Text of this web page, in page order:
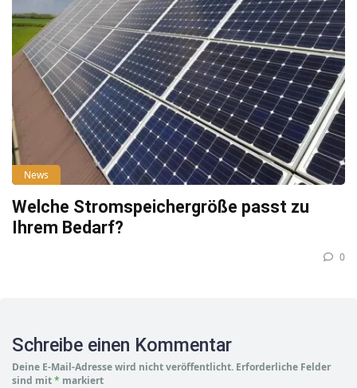
News
Welche Stromspeichergröße passt zu
Ihrem Bedarf?
0
Schreibe einen Kommentar
Deine E-Mail-Adresse wird nicht veröffentlicht. Erforderliche Felder
sind mit* markiert